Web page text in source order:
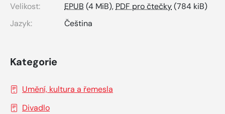
Velikost:
EPUB (4 MiB), PDF pro čtečky(784 kiB)
Jazyk:
Čeština
Kategorie
Umění, kultura a řemesla
Divadlo